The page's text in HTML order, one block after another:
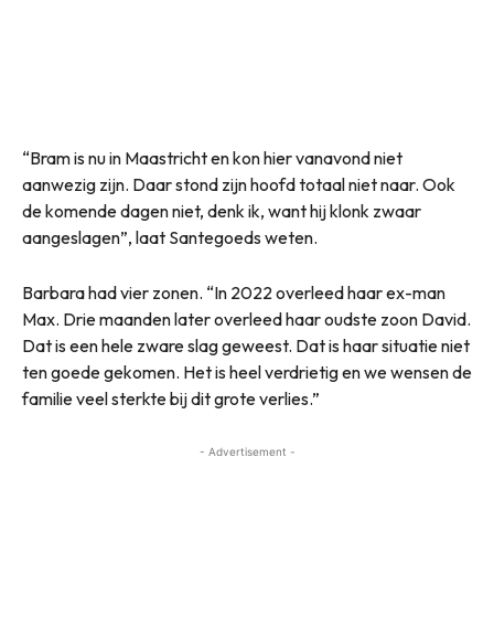
“Bram is nu in Maastricht en kon hier vanavond niet
aanwezig zijn. Daar stond zijn hoofd totaal niet naar. Ook
de komende dagen niet, denk ik, want hij klonk zwaar
aangeslagen”, laat Santegoeds weten.
Barbara had vier zonen. “In 2022 overleed haar ex-man
Max. Drie maanden later overleed haar oudste zoon David.
Dat is een hele zware slag geweest. Dat is haar situatie niet
ten goede gekomen. Het is heel verdrietig en we wensen de
familie veel sterkte bij dit grote verlies.”
- Advertisement -